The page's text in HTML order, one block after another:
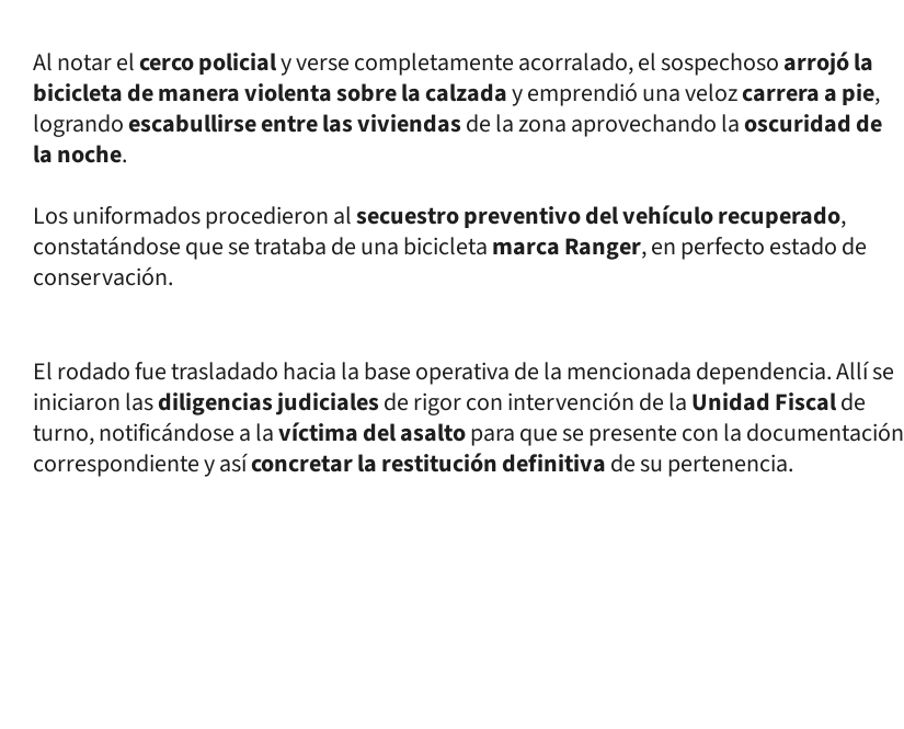
Al notar elcerco policialy verse completamente acorralado, el sospechosoarrojó la
bicicleta de manera violenta sobre la calzaday emprendió una velozcarrera a pie,
lograndoescabullirse entre las viviendasde la zona aprovechando laoscuridad de
la noche.
Los uniformados procedieron alsecuestro preventivo del vehículo recuperado,
constatándose que se trataba de una bicicletamarca Ranger, en perfecto estado de
conservación.
El rodado fue trasladado hacia la base operativa de la mencionada dependencia. Allí se
iniciaron lasdiligencias judicialesde rigor con intervención de laUnidad Fiscalde
turno, notificándose a lavíctima del asaltopara que se presente con la documentación
correspondiente y asíconcretar la restitución definitivade su pertenencia.